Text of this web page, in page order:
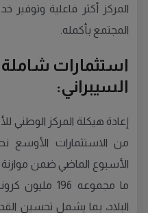
المركز أكثر فاعلية
المجتمع بأكمله.
استثمارات
السيبراني:
إعادة هيكلة المركز الوطني
من الاستثمارات الأوسع
ما مجموعه 196
البلاد، بما يشمل تحسين